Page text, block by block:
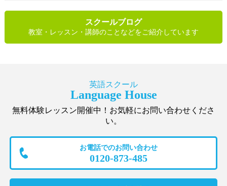
スクールブログ
教室・レッスン・講師のことなどをご紹介しています
英語スクール
Language House
無料体験レッスン開催中！お気軽にお問い合わせくださ
い。
お電話でのお問い合わせ
0120-873-485